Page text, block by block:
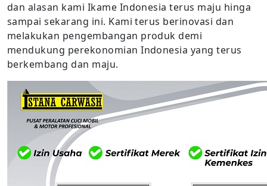
dan alasan kami Ikame Indonesia terus maju hinga
sampai sekarang ini. Kami terus berinovasi dan
melakukan pengembangan produk demi
mendukung perekonomian Indonesia yang terus
berkembang dan maju.